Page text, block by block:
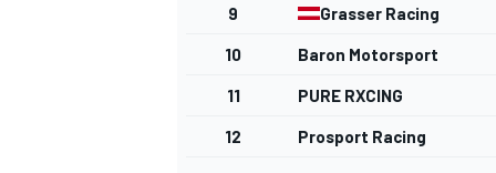
9 Grasser Racing
10 Baron Motorsport
11 PURE RXCING
12 Prosport Racing